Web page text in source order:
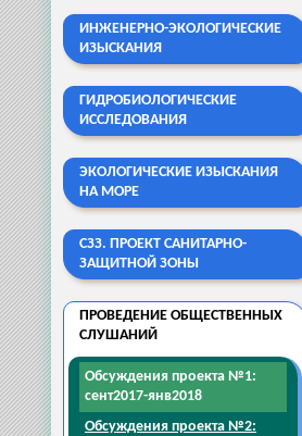
ИНЖЕНЕРНО-ЭКОЛОГИЧЕСКИЕ
ИЗЫСКАНИЯ
ГИДРОБИОЛОГИЧЕСКИЕ
ИССЛЕДОВАНИЯ
ЭКОЛОГИЧЕСКИЕ ИЗЫСКАНИЯ
НА МОРЕ
СЗЗ. ПРОЕКТ САНИТАРНО-
ЗАЩИТНОЙ ЗОНЫ
ПРОВЕДЕНИЕ ОБЩЕСТВЕННЫХ
СЛУШАНИЙ
Обсуждения проекта №1:
сент2017-янв2018
Обсуждения проекта №2: